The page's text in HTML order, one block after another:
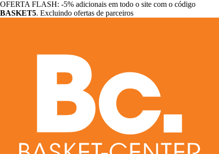
OFERTA FLASH: -5% adicionais em todo o site com o código
BASKET5. Excluindo ofertas de parceiros